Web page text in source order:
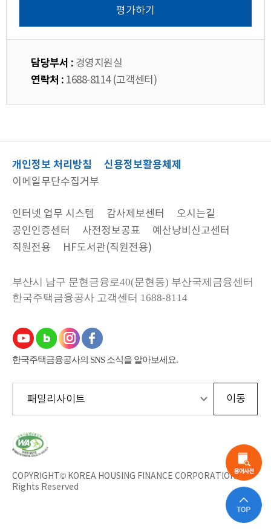
담당부서 : 경영지원실
연락처 : 1688-8114 (고객센터)
개인정보 처리방침 신용정보활용체제
이메일무단수집거부
인터넷 업무 시스템 감사제보센터
오시는길
공인인증센터
사전정보공표
예산낭비신고센터
직원전용
HF도서관(직원전용)
부산시 남구 문현금융로40(문현동) 부산국제금융센터
한국주택금융공사 고객센터 1688-8114
한국주택금융공사의 SNS 소식을 알아보세요.
한
국
웹
근
성
COPYRIGHT© KOREA HOUSING FINANCE CORPORATION All
Rights Reserved